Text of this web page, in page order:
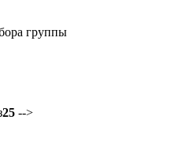
группы
25 -->